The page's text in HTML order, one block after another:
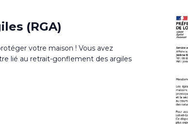
(RGA)
votre maison ! Vous avez
lié au retrait-gonflement des argiles